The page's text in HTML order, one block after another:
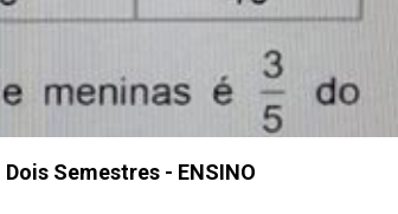
Semestres - ENSINO